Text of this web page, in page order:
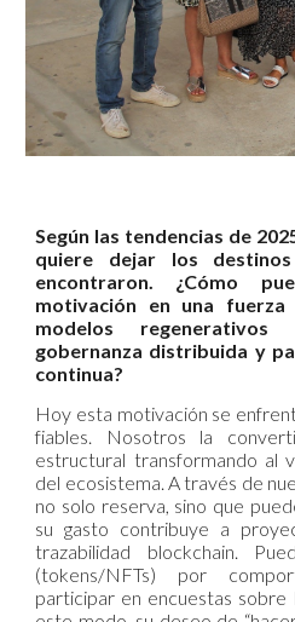
Según las tendencias de
quiere dejar los
encontraron. ¿Cómo
motivación en una
modelos
gobernanza distribuida y
continua?
Hoy esta motivación se
fiables. Nosotros la
estructural transformando al
del ecosistema. A través de
no solo reserva, sino que
su gasto contribuye a
trazabilidad blockchain.
(tokens/NFTs) por
participar en encuestas